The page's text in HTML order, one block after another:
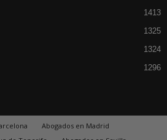
1413
1325
1324
1296
Abogados en Madrid